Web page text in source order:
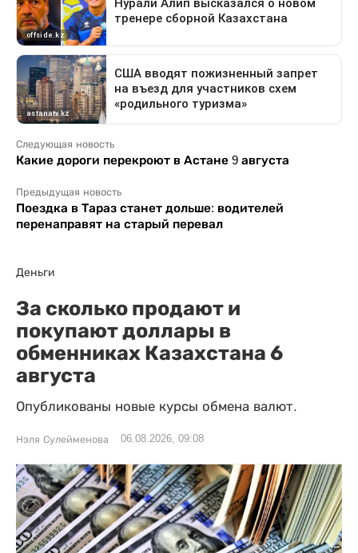
Следующая новость
Какие дороги перекроют в Астане 9 августа
Предыдущая новость
Поездка в Тараз станет дольше: водителей
перенаправят на старый перевал
Деньги
За сколько продают и
покупают доллары в
обменниках Казахстана 6
августа
Опубликованы новые курсы обмена валют.
Нэля Сулейменова 06.08.2026, 09:08